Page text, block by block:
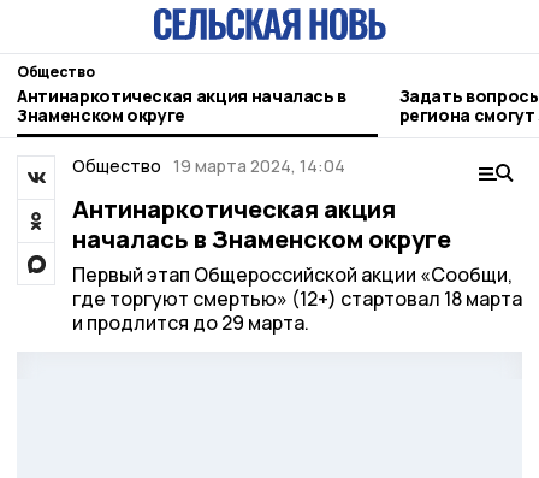
Общество
Антинаркотическая акция началась в
Знаменском округе
Задать
региона
Общество 19 марта 2024, 14:04
Антинаркотическая акция
началась в Знаменском округе
Первый этап Общероссийской акции «Сообщи,
где торгуют смертью» (12+) стартовал 18 марта
и продлится до 29 марта.